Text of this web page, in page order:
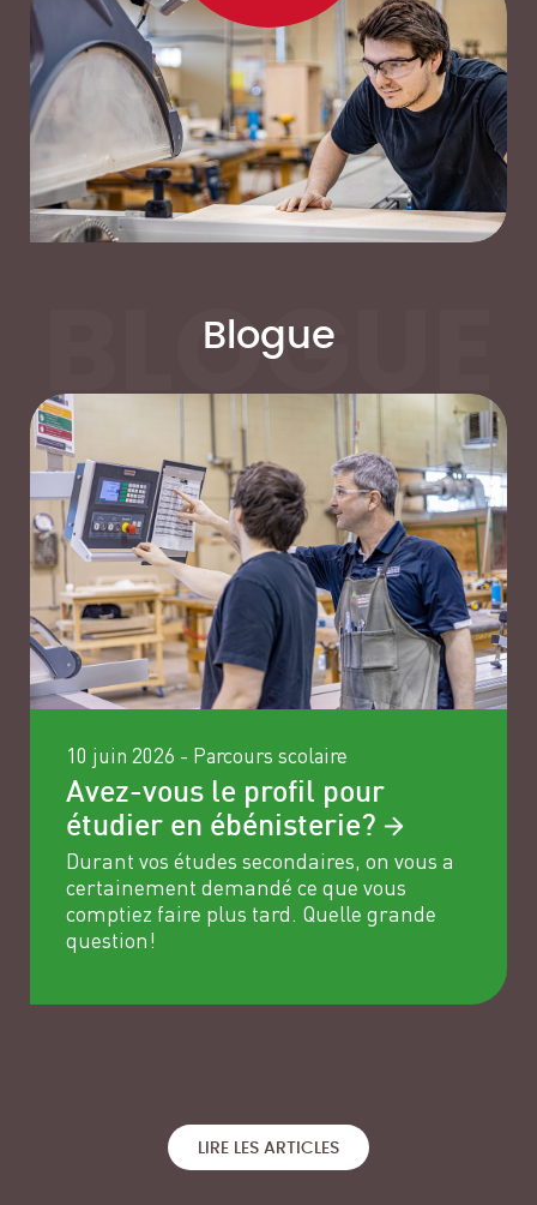
Blogue
10 juin 2026 - Parcours scolaire
Avez-vous le profil pour
étudier en ébénisterie?
Durant vos études secondaires, on vous a
certainement demandé ce que vous
comptiez faire plus tard. Quelle grande
question!
L'École
Marché du travail
LIRE LES ARTICLES